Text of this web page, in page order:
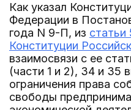
Как указал
Федерации в
года N 9-П, из статьи
Конституции
взаимосвязи с ее
(части 1 и 2), 34 и 35
ограничения права
свободы